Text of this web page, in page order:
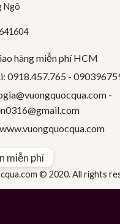
Ngô
hàng miễn phí HCM
0918.457.765 -
-
0316@gmail.com
© 2020. All rights
miễn phí